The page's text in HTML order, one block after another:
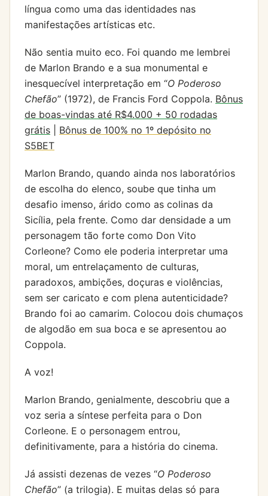
língua como uma das identidades nas
manifestações artísticas etc.
Não sentia muito eco. Foi quando me lembrei
de Marlon Brando e a sua monumental e
inesquecível interpretação em “O Poderoso
Chefão” (1972), de Francis Ford Coppola. Bônus
de boas-vindas até R$4.000 + 50 rodadas
grátis
Bônus de 100% no 1º depósito no
S5BET
Marlon Brando, quando ainda nos laboratórios
de escolha do elenco, soube que tinha um
desafio imenso, árido como as colinas da
Sicília, pela frente. Como dar densidade a um
personagem tão forte como Don Vito
Corleone? Como ele poderia interpretar uma
moral, um entrelaçamento de culturas,
paradoxos, ambições, doçuras e violências,
sem ser caricato e com plena autenticidade?
Brando foi ao camarim. Colocou dois chumaços
de algodão em sua boca e se apresentou ao
Coppola.
A voz!
Marlon Brando, genialmente, descobriu que a
voz seria a síntese perfeita para o Don
Corleone. E o personagem entrou,
definitivamente, para a história do cinema.
Já assisti dezenas de vezes “O Poderoso
Chefão” (a trilogia). E muitas delas só para